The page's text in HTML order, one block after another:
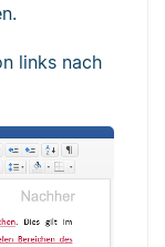
links nach